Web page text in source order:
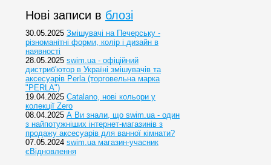
Нові записи в блозі
30.05.2025 Змішувачі на Печерську -
різноманітні форми, колір і дизайн в
наявності
28.05.2025 swim.ua - офіційний
дистриб'ютор в Україні змішувачів та
аксесуарів Perla (торговельна марка
"PERLA")
19.04.2025 Catalano, нові кольори у
колекції Zero
08.04.2025 А Ви знали, що swim.ua - один
з найпотужніших інтернет-магазинів з
продажу аксесуарів для ванної кімнати?
07.05.2024 swim.ua магазин-учасник
єВідновлення